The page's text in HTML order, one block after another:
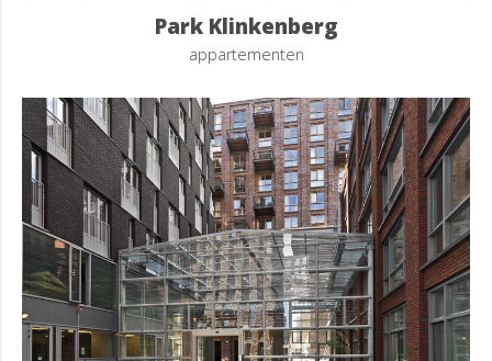
Park Klinkenberg
appartementen